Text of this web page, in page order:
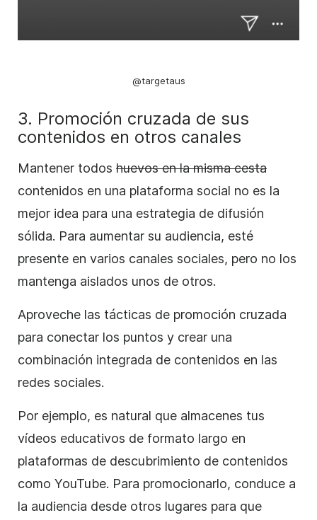
@targetaus
3. Promoción cruzada de sus
contenidos en otros canales
Mantener todos huevos en la misma cesta
contenidos en una plataforma social no es la
mejor idea para una estrategia de difusión
sólida. Para aumentar su audiencia, esté
presente en varios canales sociales, pero no los
mantenga aislados unos de otros.
Aproveche las tácticas de promoción cruzada
para conectar los puntos y crear una
combinación integrada de contenidos en las
redes sociales.
Por ejemplo, es natural que almacenes tus
vídeos educativos de formato largo en
plataformas de descubrimiento de contenidos
como YouTube. Para promocionarlo, conduce a
la audiencia desde otros lugares para que